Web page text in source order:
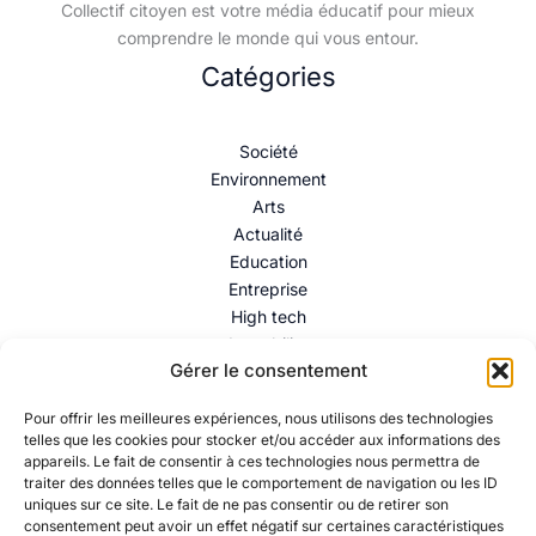
Gérer le consentement
Pour offrir les meilleures expériences, nous utilisons des technologies
telles que les cookies pour stocker et/ou accéder aux informations des
appareils. Le fait de consentir à ces technologies nous permettra de
traiter des données telles que le comportement de navigation ou les ID
uniques sur ce site. Le fait de ne pas consentir ou de retirer son
consentement peut avoir un effet négatif sur certaines caractéristiques
Collectif citoyen est votre média éducatif pour mieux
comprendre le monde qui vous entour.
Catégories
Société
Environnement
Arts
Actualité
Education
Entreprise
High tech
Immobilier
Mentions légales–Politique de confidentialité–Contact